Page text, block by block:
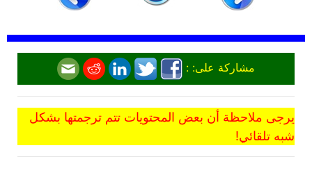
مشاركة على: :
يرجى ملاحظة أن بعض المحتويات تتم ترجمتها بشكل
شبه تلقائي!